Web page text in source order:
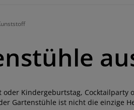
Kindergeburtstag, Cocktailparty
Gartenstühle ist nicht die einzige